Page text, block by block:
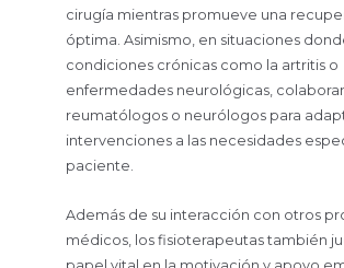
cirugía mientras promueve una
óptima. Asimismo, en situaciones
condiciones crónicas como la artritis o
enfermedades neurológicas,
reumatólogos o neurólogos para
intervenciones a las necesidades
paciente.
Además de su interacción con otros
médicos, los fisioterapeutas también